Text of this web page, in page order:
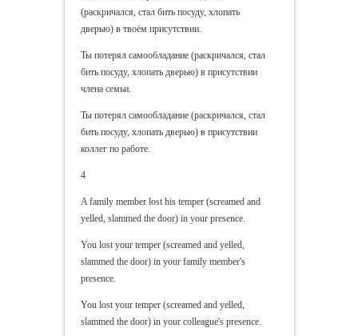
(раскричался, стал бить посуду, хлопать
дверью) в твоём присутствии.
Ты потерял самообладание (раскричался, стал
бить посуду, хлопать дверью) в присутствии
члена семьи.
Ты потерял самообладание (раскричался, стал
бить посуду, хлопать дверью) в присутствии
коллег по работе.
4
A family member lost his temper (screamed and
yelled, slammed the door) in your presence.
You lost your temper (screamed and yelled,
slammed the door) in your family member's
presence.
You lost your temper (screamed and yelled,
slammed the door) in your colleague's presence.